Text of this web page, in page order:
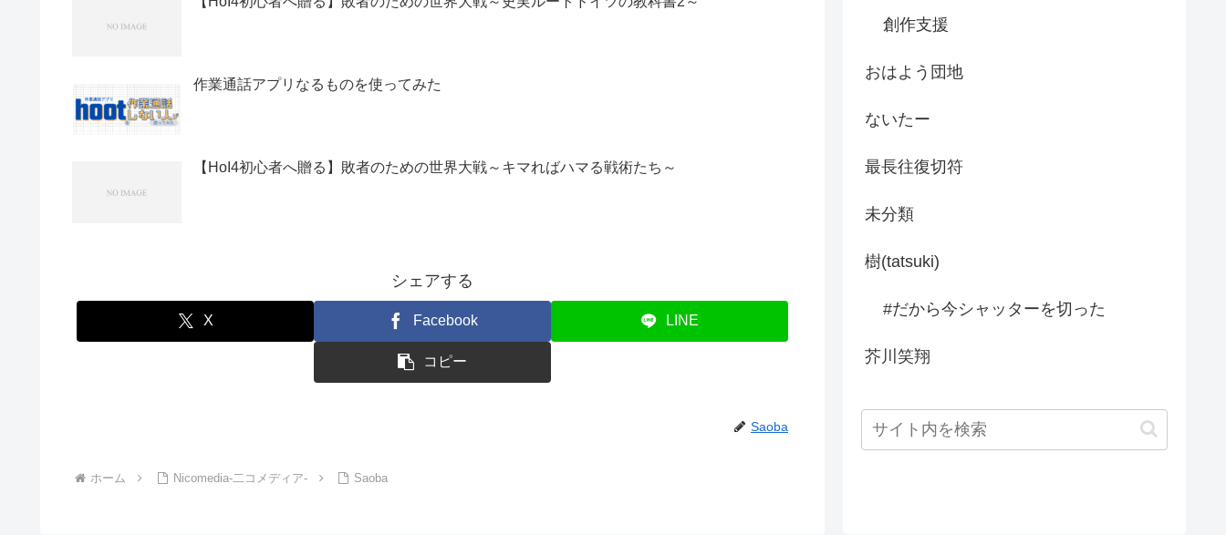
作業通話アプリなるものを使ってみた
【HoI4初心者へ贈る】敗者のための世界大戦～キマればハマる戦術たち～
シェアする
X Facebook LINE
コピー
Saoba
ホーム Nicomedia-二コメディア- Saoba
創作支援
おはよう団地
ないたー
最長往復切符
未分類
樹(tatsuki)
#だから今シャッターを切った
芥川笑翔